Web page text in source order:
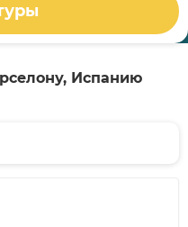
Испанию